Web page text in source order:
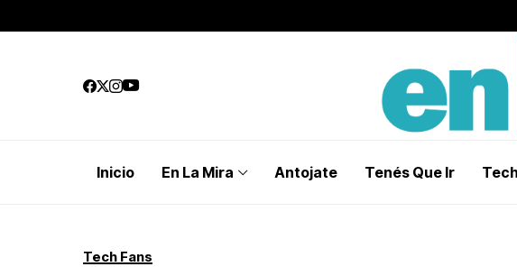
Inicio En La Mira Antojate Tenés Que Ir
Tech Fans